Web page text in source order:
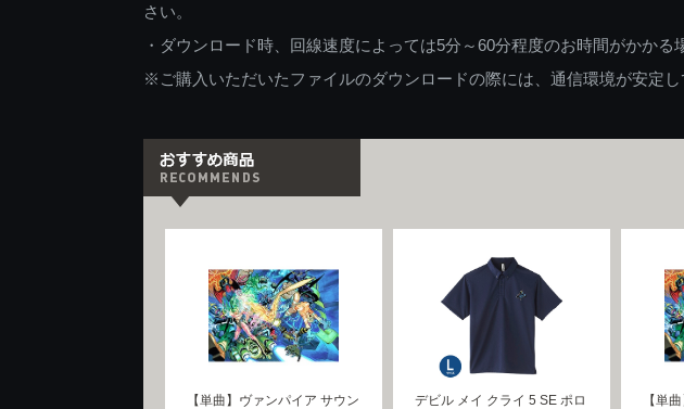
さい。
・ダウンロード時、回線速度によっては5分～60分程度のお時間がかかる
※ご購入いただいたファイルのダウンロードの際には、通信環境が安定し
【単曲】ヴァンパイア サウン
デビル メイ クライ 5 SE ポロ
【単